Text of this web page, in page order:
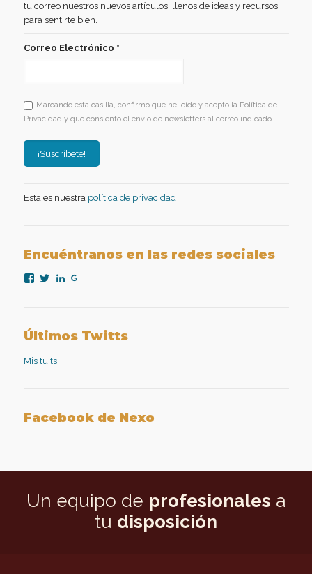
tu correo nuestros nuevos artículos, llenos de ideas y recursos
para sentirte bien.
Correo Electrónico *
Marcando esta casilla, confirmo que he leído y acepto la Política de
Privacidad y que consiento el envío de newsletters al correo indicado
Esta es nuestra política de privacidad
Encuéntranos en las redes sociales
Ver
Facebook
Ver
Twitter
Ver
aplicadaGoogle+
Últimos Twitts
Mis tuits
Facebook de Nexo
Un equipo de profesionales a
tu disposición